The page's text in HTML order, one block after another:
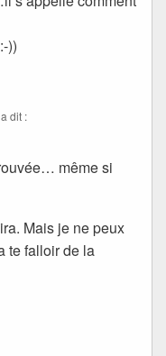
))
a dit :
même si
Mais je ne peux
te falloir de la